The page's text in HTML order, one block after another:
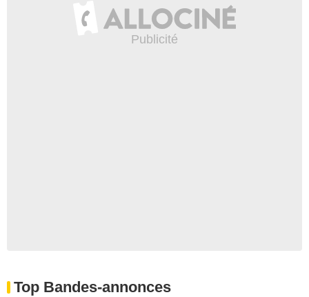
Top Bandes-annonces